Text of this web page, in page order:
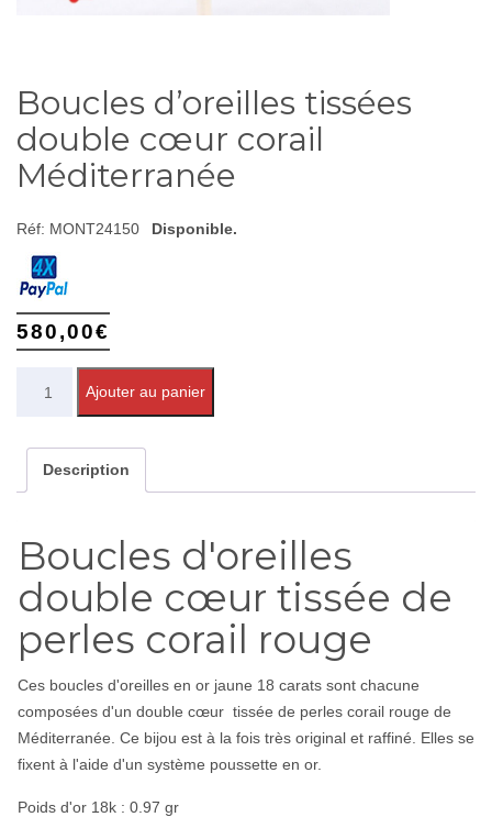
Boucles d’oreilles tissées
double cœur corail
Méditerranée
Réf: MONT24150 Disponible.
580,00€
Ajouter au panier
Description
Boucles d'oreilles
double cœur tissée de
perles corail rouge
Ces boucles d'oreilles en or jaune 18 carats sont chacune
composées d'un double cœur tissée de perles corail rouge de
Méditerranée. Ce bijou est à la fois très original et raffiné. Elles se
fixent à l'aide d'un système poussette en or.
Poids d'or 18k : 0.97 gr